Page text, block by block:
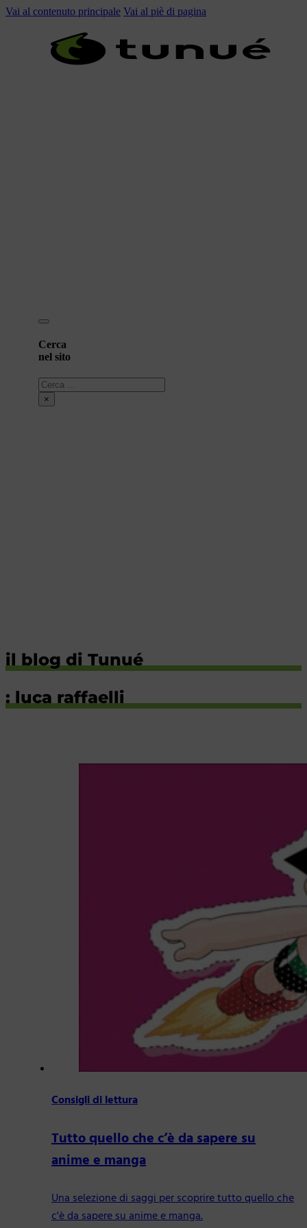
Vai al contenuto principale Vai al piè di pagina
Cerca
nel sito
Cerca
×
il blog di Tunué
: luca raffaelli
Consigli di lettura
Tutto quello che c’è da sapere su
anime e manga
Una selezione di saggi per scoprire tutto quello che
c'è da sapere su anime e manga.